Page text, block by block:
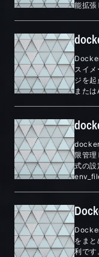
能拡
スイ
ジを
また
限管
式の設
をま
利で